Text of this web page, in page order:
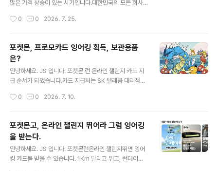
이터센터 전력 위기 현황을 함께 짚어보겠습니다.✅ 핵심
도체 팹리스 스타트업비바테크 2026 : 6월 17~20일..
많은 가격 상승이 있는 시기입니다.대한민국의 모든 회사
지만, 이번 주 속초는 호텔 가격이 좋습니다.무려 10만원대
속초 베케이션 호텔 가격입니다. 인근 지역을 살펴봤습니
다.청초호 주변은 10만원 이하 가격이 보이고 있고, 바다
인근과 뷰가 좋은 호텔은 15만원 ~ 30만원입니다.엑스포
잔디광장 인근이 가장 가성비가 높은 지역입니다. 제가 속
초 베케이션을 선호하는 건넓은 주차장, 무료 세탁기와 건
에서 도보로 이동하기에 거리는 조금 있지만, 걷지 못할 정
0 0 2026. 7. 25.
포켓몬, 프로모카드 잉어킹 획득, 보관용품
은?
안녕하세요. JS 입니다. 포켓몬 런 온라인 챌린지 카드 지
급 순서가 되었습니다.카드 지급처는 SK 텔레콤 대리점에
리가 됩니다.모든게 다 전산처리 되고 있어 편리했습니다.
는 딱 한 곳, 속초중앙대리점 본점에서만 수령이 가능 했습
니다.바로 일정 체크하고 예약 완료! 예약을 하면 바로 예약
안내 문자가 오고, 매장의 위치도 바로 확인 가능 했습니다.
딱 위치가, 주차가 어려운 곳 입니다. 인근 조광주차장이
나.. 정말 운이 좋으면 예전 롯데시네마 인근에 주차를 해야
0 0 2026. 7. 10.
포켓몬고, 온라인 챌린지 뛰어라 그럼 잉어킹
을 받는다.
안녕하세요. JS 입니다. 포켓몬런온라인 챌린지뛰면 잉어
킹 카드를 받을 수 있습니다. 1Km 달리고 뛰고, 런데이어